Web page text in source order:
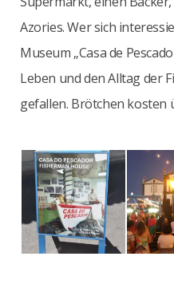
Azories. Wer sich
Museum „Casa de
Leben und den Alltag der
gefallen. Brötchen kosten